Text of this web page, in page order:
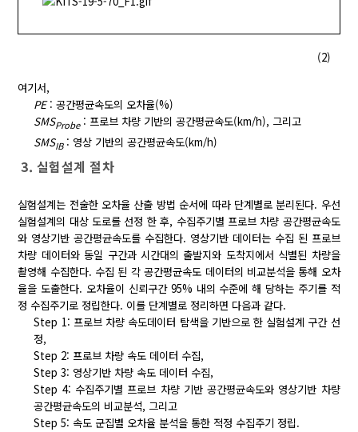
(2)
여기서,
PE: 공간평균속도의 오차율(%)
SMSProbe: 프로브 차량 기반의 공간평균속도(km/h), 그리고
SMSIB: 영상 기반의 공간평균속도(km/h)
3. 실험설계 절차
실험설계는 전술한 오차율 산출 방법 순서에 따라 단계별로 분리된다. 우선
실험설계의 대상 도로를 선정 한 후, 수집주기별 프로브 차량 공간평균속도
와 영상기반 공간평균속도를 수집한다. 영상기반 데이터는 수집 된 프로브
차량 데이터와 동일 구간과 시간대의 출발지와 도착지에서 식별된 차량을
촬영해 수집한다. 수집 된 각 공간평균속도 데이터의 비교분석을 통해 오차
율을 도출한다. 오차율이 신뢰구간 95% 내의 수준에 해 당하는 주기를 적
정 수집주기로 정립한다. 이를 단계별로 정리하면 다음과 같다.
Step 1: 프로브 차량 속도데이터 탐색을 기반으로 한 실험설계 구간 선
정,
Step 2: 프로브 차량 속도 데이터 수집,
Step 3: 영상기반 차량 속도 데이터 수집,
Step 4: 수집주기별 프로브 차량 기반 공간평균속도와 영상기반 차량
공간평균속도의 비교분석, 그리고
Step 5: 속도 군집별 오차율 분석을 통한 적정 수집주기 정립.